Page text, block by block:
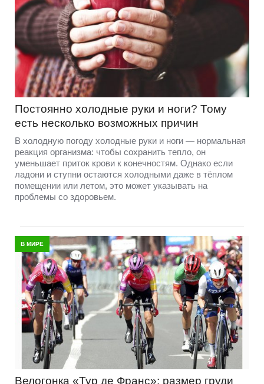
Постоянно холодные руки и ноги? Тому
есть несколько возможных причин
В холодную погоду холодные руки и ноги — нормальная
реакция организма: чтобы сохранить тепло, он
уменьшает приток крови к конечностям. Однако если
ладони и ступни остаются холодными даже в тёплом
помещении или летом, это может указывать на
проблемы со здоровьем.
В МИРЕ
Велогонка «Тур де Франс»: размер груди